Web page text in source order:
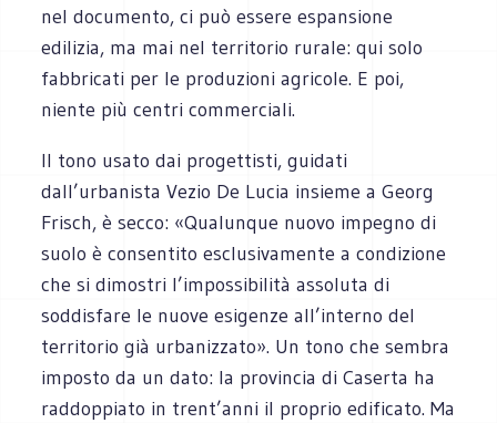
nel documento, ci può essere espansione
edilizia, ma mai nel territorio rurale: qui solo
fabbricati per le produzioni agricole. E poi,
niente più centri commerciali.
Il tono usato dai progettisti, guidati
dall’urbanista Vezio De Lucia insieme a Georg
Frisch, è secco: «Qualunque nuovo impegno di
suolo è consentito esclusivamente a condizione
che si dimostri l’impossibilità assoluta di
soddisfare le nuove esigenze all’interno del
territorio già urbanizzato». Un tono che sembra
imposto da un dato: la provincia di Caserta ha
raddoppiato in trent’anni il proprio edificato. Ma